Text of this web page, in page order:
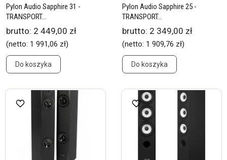
Pylon Audio Sapphire 31 -
TRANSPORT...
brutto: 2 449,00 zł
(netto: 1 991,06 zł)
Do koszyka
Pylon Audio Sapphire 25 -
TRANSPORT...
brutto: 2 349,00 zł
(netto: 1 909,76 zł)
Do koszyka